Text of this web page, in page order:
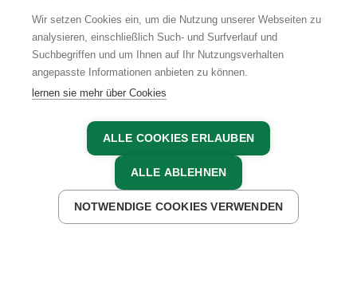
JETZT ANFRAGEN JETZT BUCHEN
AGBIMPRESSUMDATENSCHUTZ
Wir setzen Cookies ein, um die Nutzung unserer Webseiten zu
analysieren, einschließlich Such- und Surfverlauf und
Suchbegriffen und um Ihnen auf Ihr Nutzungsverhalten
angepasste Informationen anbieten zu können.
lernen sie mehr über Cookies
ALLE COOKIES ERLAUBEN
ALLE ABLEHNEN
NOTWENDIGE COOKIES VERWENDEN